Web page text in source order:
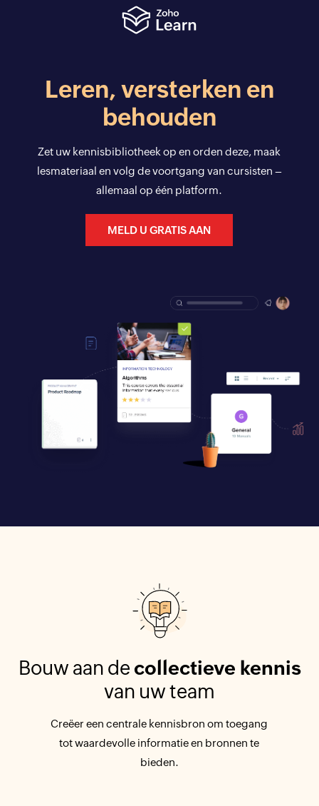
Leren, versterken en
behouden
Zet uw kennisbibliotheek op en orden deze, maak
lesmateriaal en volg de voortgang van cursisten –
allemaal op één platform.
MELD U GRATIS AAN
Bouw aan decollectieve kennis
van uw team
Creëer een centrale kennisbron om toegang
tot waardevolle informatie en bronnen te
bieden.